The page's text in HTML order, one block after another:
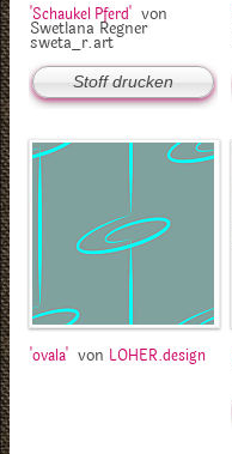
'Schaukel Pferd' von
Swetlana Regner
sweta_r.art
Stoff drucken
'ovala' von LOHER.design